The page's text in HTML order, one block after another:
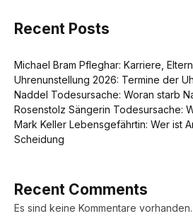
Recent Posts
Michael Bram Pfleghar: Karriere,
Uhrenunstellung 2026: Termine der
Naddel Todesursache: Woran starb
Rosenstolz Sängerin Todesursache:
Mark Keller Lebensgefährtin: Wer ist
Scheidung
Recent Comments
Es sind keine Kommentare vorhanden.